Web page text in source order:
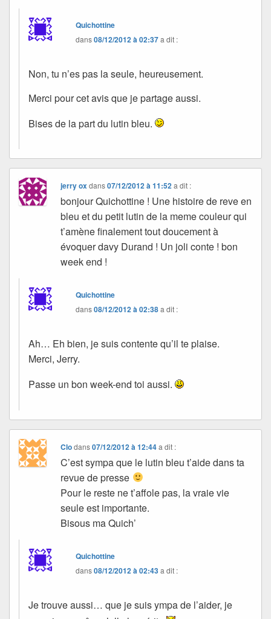
Quichottine
dans08/12/2012 à 02:37a dit :
Non, tu n’es pas la seule, heureusement.
Merci pour cet avis que je partage aussi.
Bises de la part du lutin bleu.
jerry oxdans07/12/2012 à 11:52 a dit :
bonjour Quichottine ! Une histoire de reve en
bleu et du petit lutin de la meme couleur qui
t’amène finalement tout doucement à
évoquer davy Durand ! Un joli conte ! bon
week end !
Quichottine
dans08/12/2012 à 02:38a dit :
Ah… Eh bien, je suis contente qu’il te plaise.
Merci, Jerry.
Passe un bon week-end toi aussi.
Clodans07/12/2012 à 12:44 a dit :
C’est sympa que le lutin bleu t’aide dans ta
revue de presse
Pour le reste ne t’affole pas, la vraie vie
seule est importante.
Bisous ma Quich’
Quichottine
dans08/12/2012 à 02:43a dit :
Je trouve aussi… que je suis ympa de l’aider, je